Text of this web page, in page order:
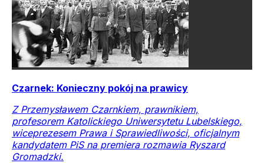
Czarnek: Konieczny pokój na prawicy
Z Przemysławem Czarnkiem, prawnikiem,
profesorem Katolickiego Uniwersytetu Lubelskiego,
wiceprezesem Prawa i Sprawiedliwości, oficjalnym
kandydatem PiS na premiera rozmawia Ryszard
Gromadzki.